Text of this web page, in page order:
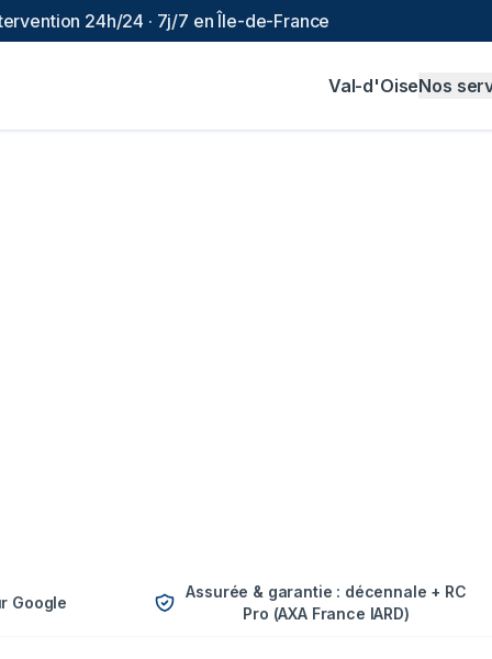
24h/24 · 7j/7 en Île-de-France
Val-d'OiseNos
Google
Assurée & garantie : décennale + RC
Pro (AXA France IARD)